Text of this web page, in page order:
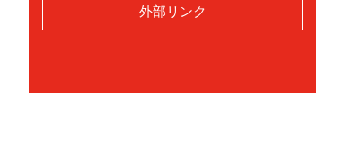
外部リンク